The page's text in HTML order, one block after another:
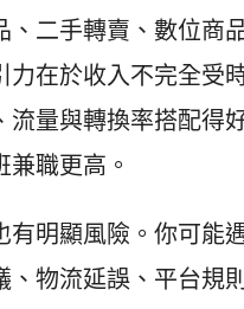
、二手轉賣、數位商
力在於收入不完全受
流量與轉換率搭配得
兼職更高。
有明顯風險。你可能
、物流延誤、平台規